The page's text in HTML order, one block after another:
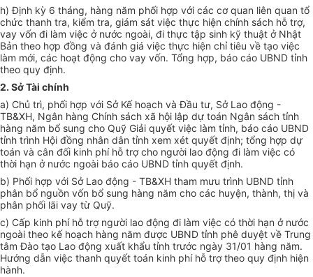
h) Định kỳ 6 tháng, hàng năm phối hợp với các cơ quan liên quan tổ
chức thanh tra, kiểm tra, giám sát việc thực hiện chính sách hỗ trợ,
vay vốn đi làm việc ở nước ngoài, đi thực tập sinh kỹ thuật ở Nhật
Bản theo hợp đồng và đánh giá việc thực hiện chỉ tiêu về tạo việc
làm mới, các hoạt động cho vay vốn. Tổng hợp, báo cáo UBND tỉnh
theo quy định.
2. Sở Tài chính
a) Chủ trì, phối hợp với Sở Kế hoạch và Đầu tư, Sở Lao động -
TB&XH, Ngân hàng Chính sách xã hội lập dự toán Ngân sách tỉnh
hàng năm bổ sung cho Quỹ Giải quyết việc làm tỉnh, báo cáo UBND
tỉnh trình Hội đồng nhân dân tỉnh xem xét quyết định; tổng hợp dự
toán và cân đối kinh phí hỗ trợ cho người lao động đi làm việc có
thời hạn ở nước ngoài báo cáo UBND tỉnh quyết định.
b) Phối hợp với Sở Lao động - TB&XH tham mưu trình UBND tỉnh
phân bổ nguồn vốn bổ sung hàng năm cho các huyện, thành, thị và
phân phối lãi vay từ Quỹ.
c) Cấp kinh phí hỗ trợ người lao động đi làm việc có thời hạn ở nước
ngoài theo kế hoạch hàng năm được UBND tỉnh phê duyệt về Trung
tâm Đào tạo Lao động xuất khẩu tỉnh trước ngày 31/01 hàng năm.
Hướng dẫn việc thanh quyết toán kinh phí hỗ trợ theo quy định hiện
hành.